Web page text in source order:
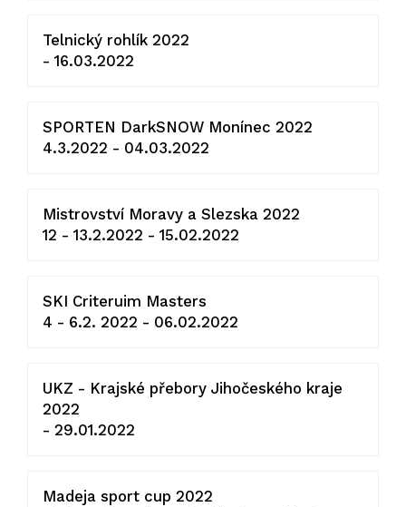
Telnický rohlík 2022
- 16.03.2022
SPORTEN DarkSNOW Monínec 2022
4.3.2022 - 04.03.2022
Mistrovství Moravy a Slezska 2022
12 - 13.2.2022 - 15.02.2022
SKI Criteruim Masters
4 - 6.2. 2022 - 06.02.2022
UKZ - Krajské přebory Jihočeského kraje
2022
- 29.01.2022
Madeja sport cup 2022